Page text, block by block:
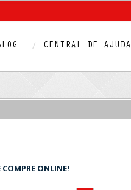
CENTRAL DE AJUDA
COMPRE ONLINE!